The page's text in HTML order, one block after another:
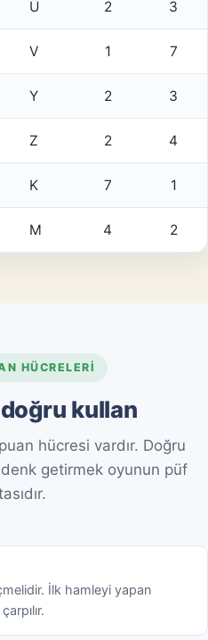
Ü 2 3
V 1 7
Y 2 3
Z 2 4
K 7 1
M 4 2
HÜCRELERI
kullan
hücresi vardır. Doğru
getirmek oyunun püf
İlk hamleyi yapan